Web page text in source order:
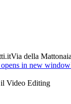
Via della
in new window
il Video Editing